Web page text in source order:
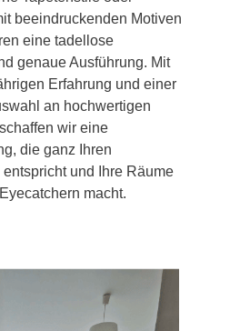
beeindruckenden Motiven
eine tadellose
genaue Ausführung. Mit
Erfahrung und einer
an hochwertigen
wir eine
die ganz Ihren
und Ihre Räume
macht.